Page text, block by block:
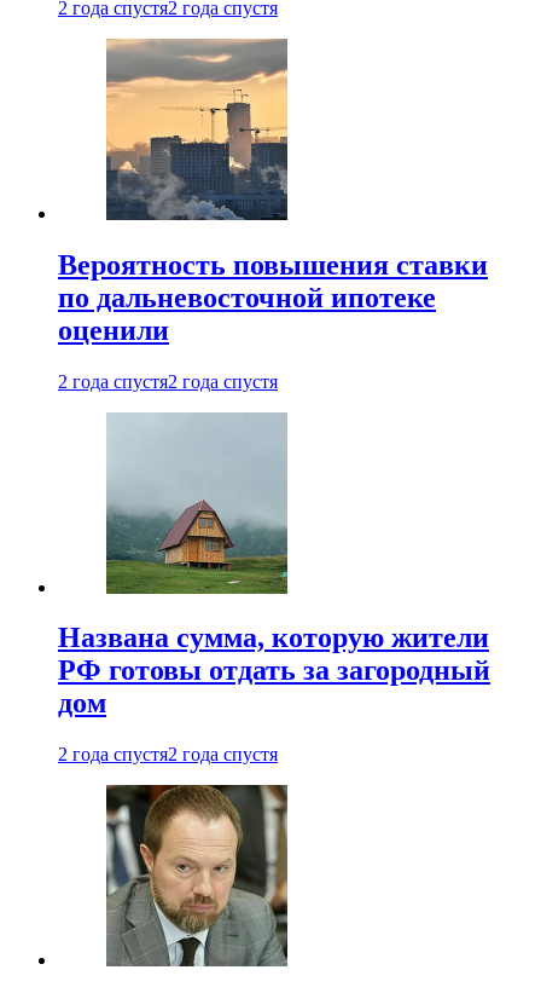
2 года спустя2 года спустя
Вероятность повышения ставки
по дальневосточной ипотеке
оценили
2 года спустя2 года спустя
Названа сумма, которую жители
РФ готовы отдать за загородный
дом
2 года спустя2 года спустя